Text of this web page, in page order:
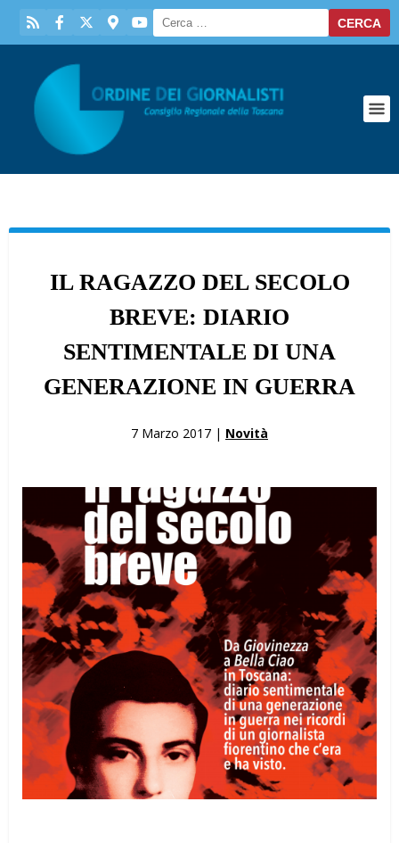
IL RAGAZZO DEL SECOLO
BREVE: DIARIO
SENTIMENTALE DI UNA
GENERAZIONE IN GUERRA
7 Marzo 2017 | Novità